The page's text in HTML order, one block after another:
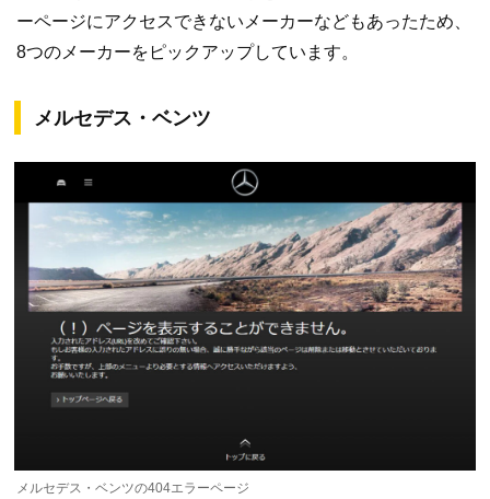
ーページにアクセスできないメーカーなどもあったため、
8つのメーカーをピックアップしています。
メルセデス・ベンツ
メルセデス・ベンツの404エラーページ